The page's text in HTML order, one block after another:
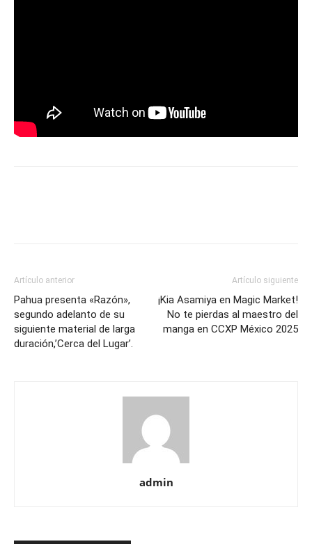
Artículo anterior
Pahua presenta «Razón»,
segundo adelanto de su
siguiente material de larga
duración,’Cerca del Lugar’.
Artículo siguiente
¡Kia Asamiya en Magic Market!
No te pierdas al maestro del
manga en CCXP México 2025
admin